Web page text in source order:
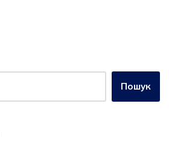
Пошук